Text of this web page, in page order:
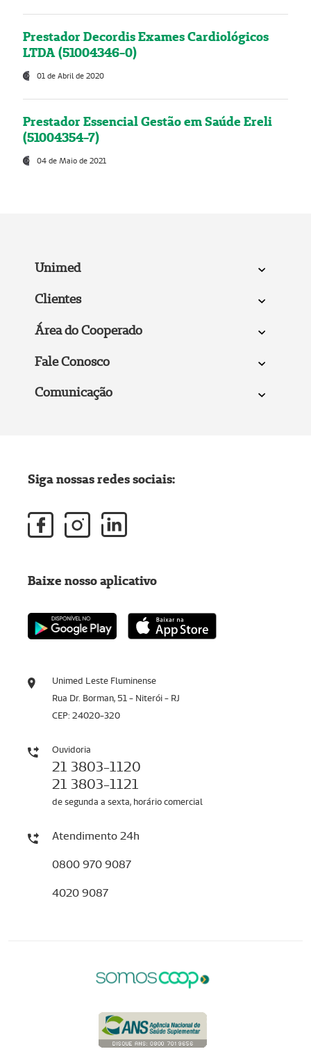
Prestador Decordis Exames Cardiológicos
LTDA (51004346-0)
01 de Abril de 2020
Prestador Essencial Gestão em Saúde Ereli
(51004354-7)
04 de Maio de 2021
Unimed
Clientes
Área do Cooperado
Fale Conosco
Comunicação
Unimed Leste Fluminense
Rua Dr. Borman, 51 - Niterói - RJ
CEP: 24020-320
Ouvidoria
21 3803-1120
21 3803-1121
de segunda a sexta, horário comercial
Atendimento 24h
0800 970 9087
4020 9087
Siga nossas redes sociais:
Baixe nosso aplicativo